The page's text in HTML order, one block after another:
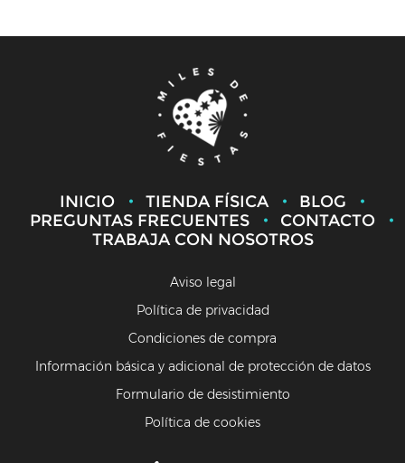
INICIO TIENDA FÍSICA
BLOG
PREGUNTAS FRECUENTES
CONTACTO
TRABAJA CON NOSOTROS
Aviso legal
Política de privacidad
Condiciones de compra
Información básica y adicional de protección de datos
Formulario de desistimiento
Política de cookies